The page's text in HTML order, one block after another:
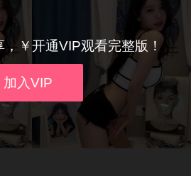
，￥开通VIP观看完整版！
加入VIP